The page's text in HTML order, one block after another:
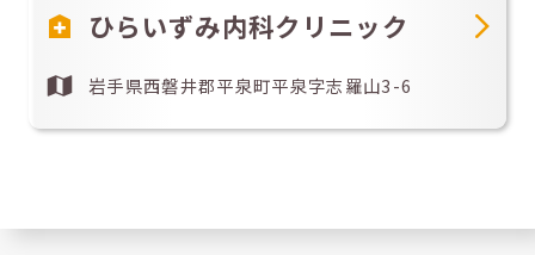
ひらいずみ内科クリニック
岩手県西磐井郡平泉町平泉字志羅山3-6